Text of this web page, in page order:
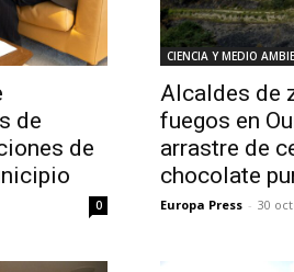
de
de
0
CIENCIA Y MEDIO
Alcaldes de
fuegos en
arrastre de
chocolate
Europa Press - 30